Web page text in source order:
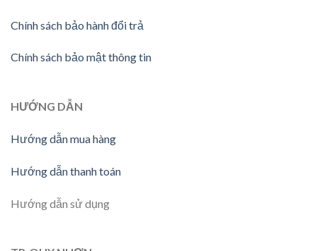
Chính sách bảo hành đổi trả
Chính sách bảo mật thông tin
HƯỚNG DẪN
Hướng dẫn mua hàng
Hướng dẫn thanh toán
Hướng dẫn sử dụng